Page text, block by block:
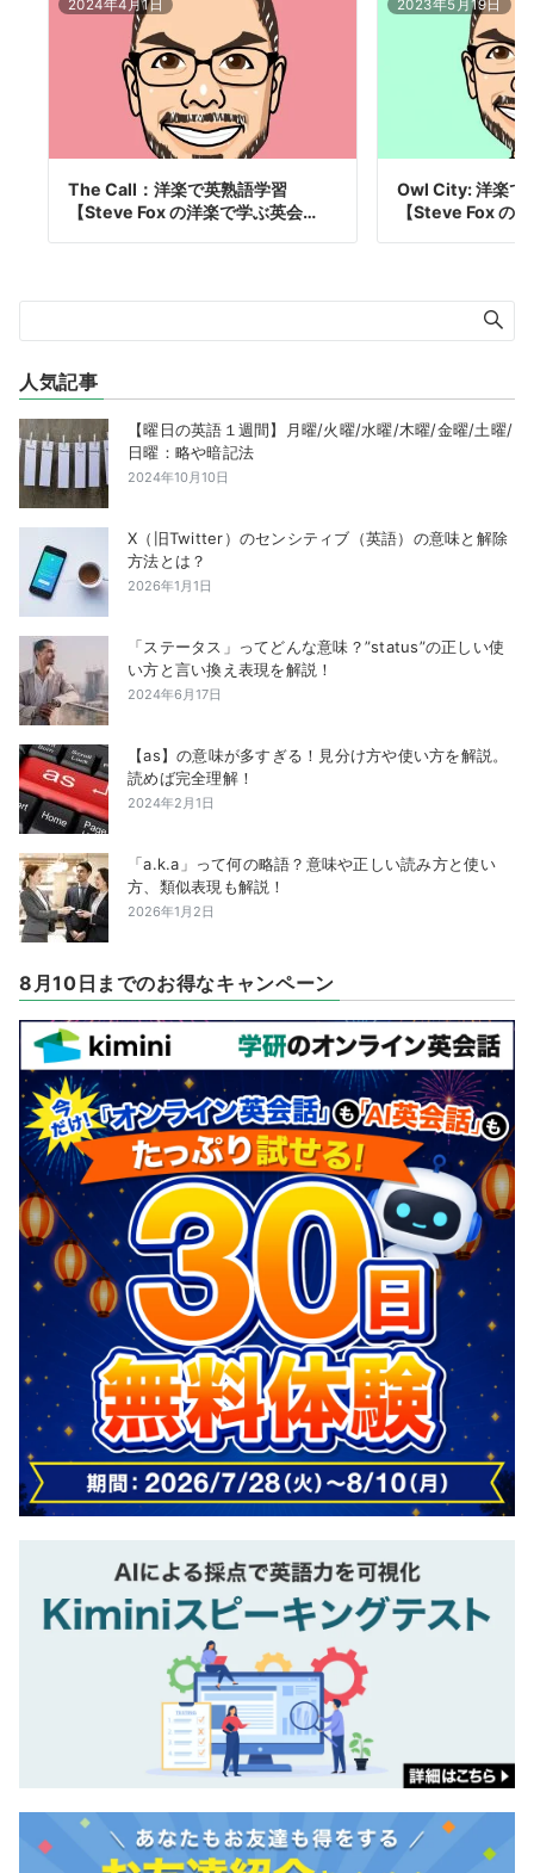
2024年4月1日
The Call：洋楽で英熟語学習
【Steve Fox の洋楽で学ぶ英会…
2023年5月19日
Owl City: 洋楽で
【Steve Fox の
人気記事
【曜日の英語１週間】月曜/火曜/水曜/木曜/金曜/土曜/
日曜：略や暗記法
2024年10月10日
X（旧Twitter）のセンシティブ（英語）の意味と解除
方法とは？
2026年1月1日
「ステータス」ってどんな意味？”status”の正しい使
い方と言い換え表現を解説！
2024年6月17日
【as】の意味が多すぎる！見分け方や使い方を解説。
読めば完全理解！
2024年2月1日
「a.k.a」って何の略語？意味や正しい読み方と使い
方、類似表現も解説！
2026年1月2日
8月10日までのお得なキャンペーン